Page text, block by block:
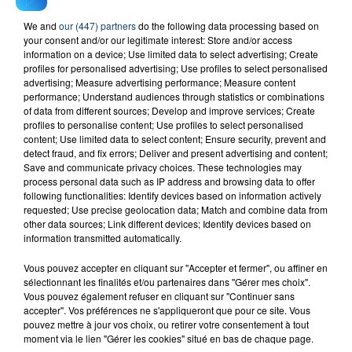
We and our (447) partnersdo the following data processing based on
your consent and/or our legitimate interest: Store and/or access
information on a device; Use limited data to select advertising; Create
profiles for personalised advertising; Use profiles to select personalised
advertising; Measure advertising performance; Measure content
performance; Understand audiences through statistics or combinations
of data from different sources; Develop and improve services; Create
profiles to personalise content; Use profiles to select personalised
content; Use limited data to select content; Ensure security, prevent and
detect fraud, and fix errors; Deliver and present advertising and content;
Save and communicate privacy choices. These technologies may
process personal data such as IP address and browsing data to offer
following functionalities: Identify devices based on information actively
requested; Use precise geolocation data; Match and combine data from
other data sources; Link different devices; Identify devices based on
information transmitted automatically.
Vous pouvez accepter en cliquant sur "Accepter et fermer", ou affiner en
sélectionnant les finalités et/ou partenaires dans "Gérer mes choix".
Vous pouvez également refuser en cliquant sur "Continuer sans
accepter". Vos préférences ne s'appliqueront que pour ce site. Vous
pouvez mettre à jour vos choix, ou retirer votre consentement à tout
moment via le lien "Gérer les cookies" situé en bas de chaque page.